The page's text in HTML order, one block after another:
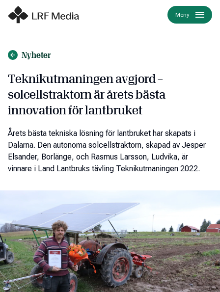
Meny
Nyheter
Teknikutmaningen avgjord –
solcellstraktorn är årets bästa
innovation för lantbruket
Årets bästa tekniska lösning för lantbruket har skapats i
Dalarna. Den autonoma solcellstraktorn, skapad av Jesper
Elsander, Borlänge, och Rasmus Larsson, Ludvika, är
vinnare i Land Lantbruks tävling Teknikutmaningen 2022.